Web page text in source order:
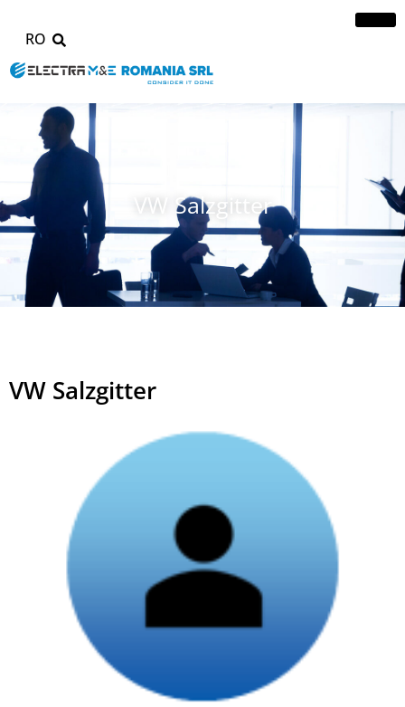
RO
VW Salzgitter
VW Salzgitter